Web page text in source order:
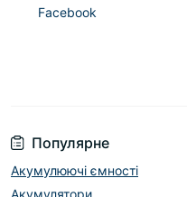
Популярне
Акумулюючі ємності
Facebook